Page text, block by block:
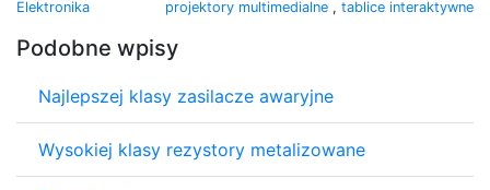
Elektronika
projektory multimedialne , tablice interaktywne
Podobne wpisy
Najlepszej klasy zasilacze awaryjne
Wysokiej klasy rezystory metalizowane